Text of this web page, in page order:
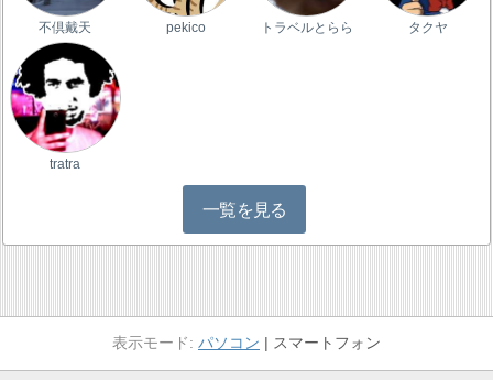
不倶戴天 pekico トラベルとらら タクヤ
tratra
一覧を見る
パソコン スマートフォン